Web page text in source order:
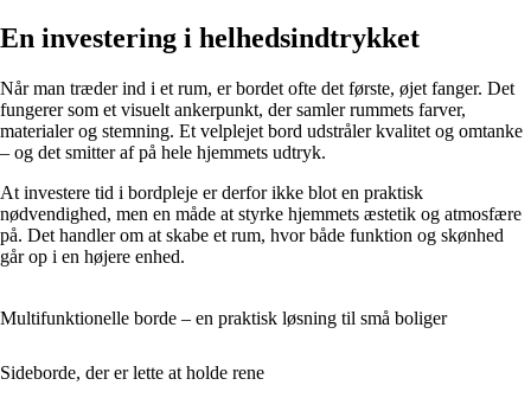
En investering i helhedsindtrykket
Når man træder ind i et rum, er bordet ofte det første, øjet fanger. Det
fungerer som et visuelt ankerpunkt, der samler rummets farver,
materialer og stemning. Et velplejet bord udstråler kvalitet og omtanke
– og det smitter af på hele hjemmets udtryk.
At investere tid i bordpleje er derfor ikke blot en praktisk
nødvendighed, men en måde at styrke hjemmets æstetik og atmosfære
på. Det handler om at skabe et rum, hvor både funktion og skønhed
går op i en højere enhed.
Multifunktionelle borde – en praktisk løsning til små boliger
Sideborde, der er lette at holde rene